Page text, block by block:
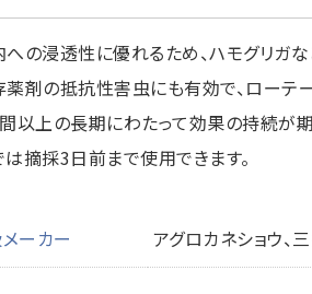
への浸透性に優れるため、ハモグリガ
薬剤の抵抗性害虫にも有効で、ローテ
間以上の長期にわたって効果の持続が期
は摘採3日前まで使用できます。
ーカー アグロカネショウ、